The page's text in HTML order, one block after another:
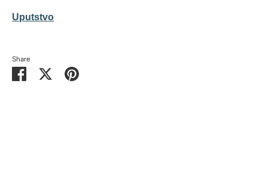
Uputstvo
Share
Share
SharePin